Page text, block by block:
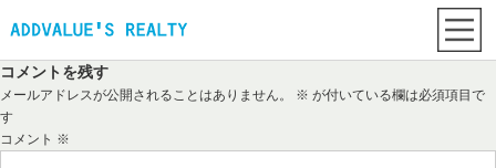
コメントを残す
メールアドレスが公開されることはありません。 ※ が付いている欄は必須項目で
す
コメント ※